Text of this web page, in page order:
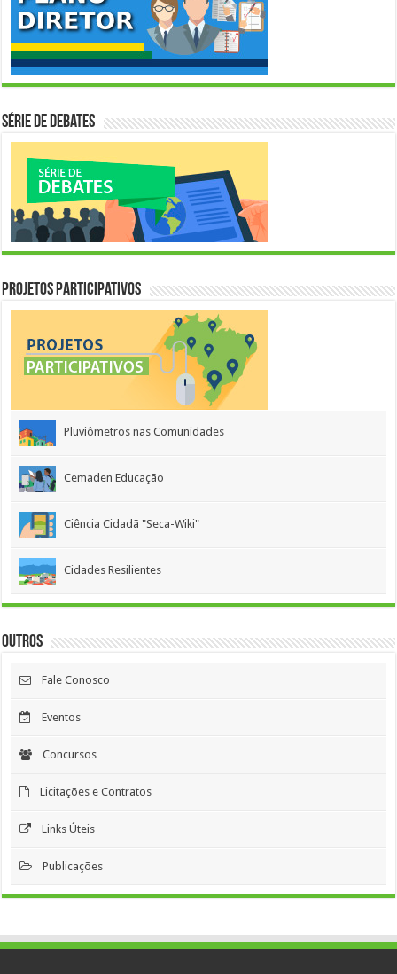
Série de Debates
Projetos Participativos
Pluviômetros nas Comunidades
Cemaden Educação
Ciência Cidadã "Seca-Wiki"
Cidades Resilientes
Outros
Fale Conosco
Eventos
Concursos
Licitações e Contratos
Links Úteis
Publicações